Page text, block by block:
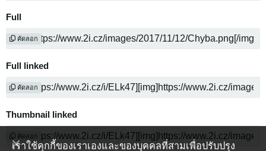
Full
คัดลอก
Full linked
คัดลอก
Thumbnail linked
คัดลอก
เราใช้คุกกี้ของเราเองและของบุคคลที่สามเพื่อปรับปรุง